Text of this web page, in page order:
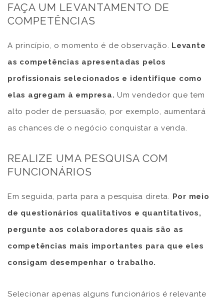
FAÇA UM LEVANTAMENTO DE
COMPETÊNCIAS
A princípio, o momento é de observação. Levante
as competências apresentadas pelos
profissionais selecionados e identifique como
elas agregam à empresa. Um vendedor que tem
alto poder de persuasão, por exemplo, aumentará
as chances de o negócio conquistar a venda.
REALIZE UMA PESQUISA COM
FUNCIONÁRIOS
Em seguida, parta para a pesquisa direta. Por meio
de questionários qualitativos e quantitativos,
pergunte aos colaboradores quais são as
competências mais importantes para que eles
consigam desempenhar o trabalho.
Selecionar apenas alguns funcionários é relevante